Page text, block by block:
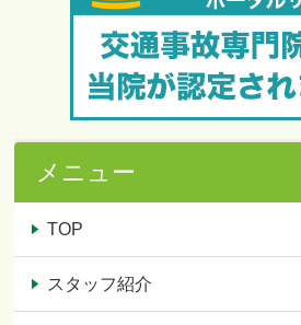
メニュー
TOP
スタッフ紹介